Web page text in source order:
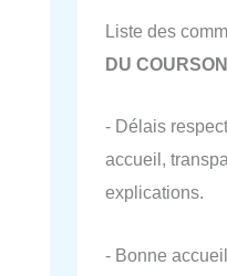
Liste des
DU
- Délais
accueil,
explications.
- Bonne